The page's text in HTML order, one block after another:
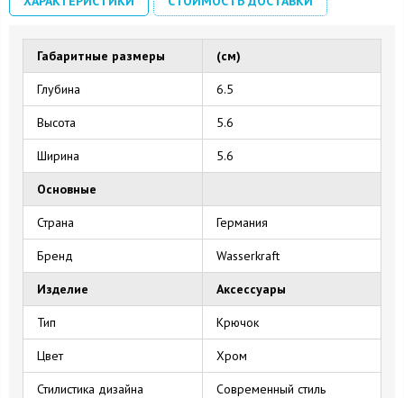
Габаритные размеры (см)
Глубина 6.5
Высота 5.6
Ширина 5.6
Основные
Страна Германия
Бренд Wasserkraft
Изделие Аксессуары
Тип Крючок
Цвет Хром
Стилистика дизайна Современный стиль